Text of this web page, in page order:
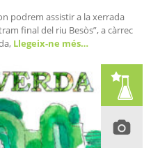
podrem assistir a la xerrada
final del riu Besòs”, a càrrec
Llegeix-ne més…